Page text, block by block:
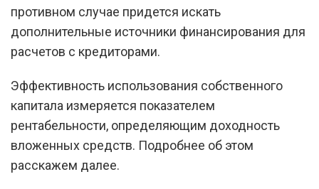
противном случае придется искать
дополнительные источники финансирования для
расчетов с кредиторами.
Эффективность использования собственного
капитала измеряется показателем
рентабельности, определяющим доходность
вложенных средств. Подробнее об этом
расскажем далее.